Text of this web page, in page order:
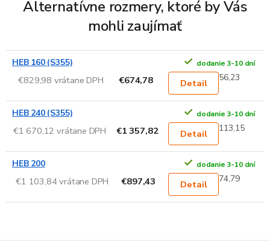
Alternatívne rozmery, ktoré by Vás
mohli zaujímať
HEB 160 (S355) dodanie 3-10 dní
€829,98 vrátane DPH €674,78 Detail 56,23
HEB 240 (S355) dodanie 3-10 dní
€1 670,12 vrátane DPH €1 357,82 Detail 113,15
HEB 200 dodanie 3-10 dní
€1 103,84 vrátane DPH €897,43 Detail 74,79